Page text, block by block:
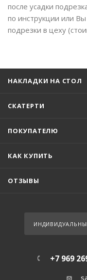
после усадки
по инструкции или Вы
подрезки в цеху
НАКЛАДКИ НА СТОЛ
СКАТЕРТИ
ПОКУПАТЕЛЮ
КАК КУПИТЬ
ОТЗЫВЫ
+7 969